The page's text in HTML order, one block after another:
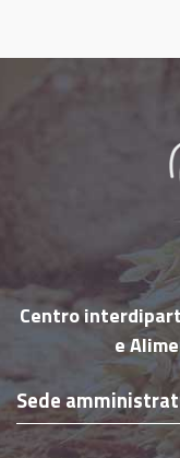
indicazioni
equilibrata,
precauzioni
sicurezza
alimenti. Il
nasce con lo
prodotti e
Centro
e
Sede